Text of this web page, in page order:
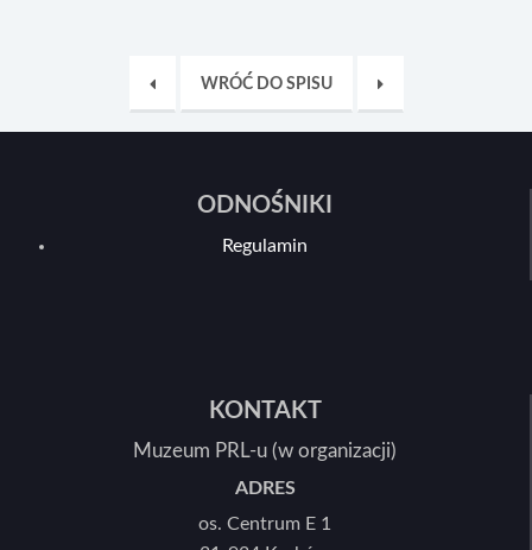
WRÓĆ DO SPISU
ODNOŚNIKI
Regulamin
KONTAKT
Muzeum PRL-u (w organizacji)
ADRES
os. Centrum E 1